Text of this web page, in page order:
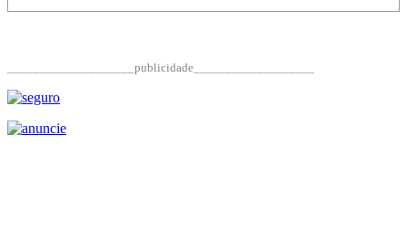
____________________publicidade___________________